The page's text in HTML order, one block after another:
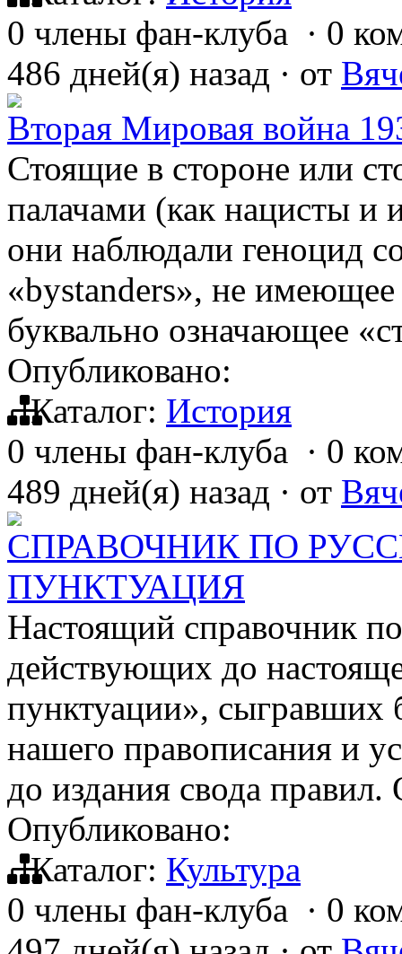
0 члены фан-клуба · 0
486 дней(я) назад · от
Вторая Мировая война
Стоящие в стороне или
палачами (как нацисты и
они наблюдали геноцид
«bystanders», не имеющее
буквально означающее
Опубликовано:
Каталог: История
0 члены фан-клуба · 0
489 дней(я) назад · от
СПРАВОЧНИК ПО
ПУНКТУАЦИЯ
Настоящий справочник
действующих до
пунктуации»,
нашего правописания и
до издания свода
Опубликовано:
Каталог: Культура
0 члены фан-клуба · 0